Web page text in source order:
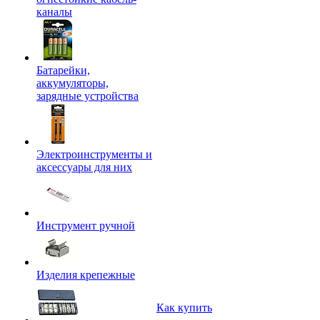
каналы
Батарейки,
аккумуляторы,
зарядные устройства
Электроинструменты и
аксессуары для них
Инструмент ручной
Изделия крепежные
Как купить